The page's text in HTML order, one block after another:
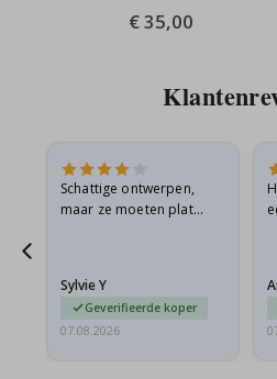
Special
Price
€ 35,00
Schattige ontwerpen,
maar ze moeten plat
beetje…
Sylvie Y
Geverifieerde koper
07.08.2026